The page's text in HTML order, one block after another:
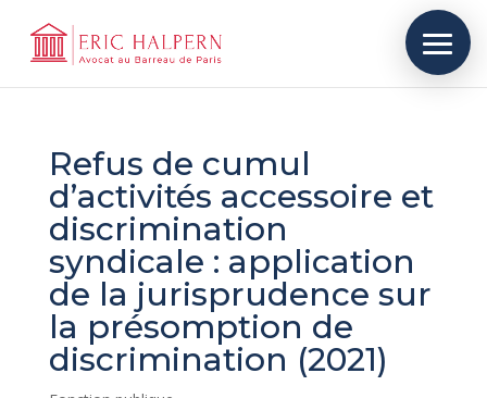
Refus de cumul
d’activités accessoire et
discrimination
syndicale : application
de la jurisprudence sur
la présomption de
discrimination (2021)